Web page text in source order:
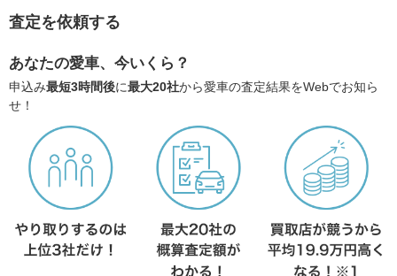
査定を依頼する
あなたの愛車、今いくら？
申込み最短3時間後に最大20社から愛車の査定結果をWebでお知ら
せ！